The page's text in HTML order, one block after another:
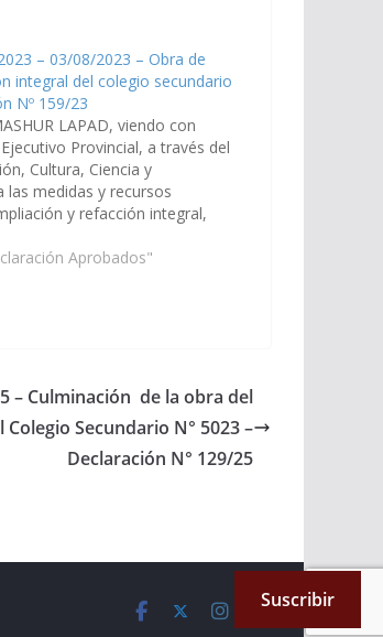
– 03/08/2023 – Obra de
integral del colegio secundario
Nº 159/23
LAPAD, viendo con
Provincial, a través del
Cultura, Ciencia y
las medidas y recursos
y refacción integral,
perimetral del Colegio
Ignacio de Loyola¨de la
Aprobados"
– Culminación de la obra del
Secundario N° 5023 –
Declaración N° 129/25
Suscribir